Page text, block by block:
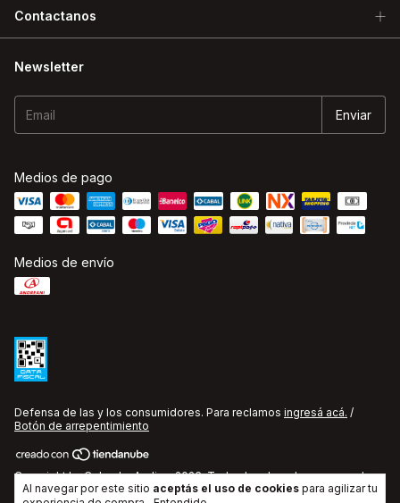
Al navegar por este sitio aceptás el uso de cookies para agilizar tu
Contactanos
Newsletter
Medios de pago
Medios de envío
Defensa de las y los consumidores. Para reclamos ingresá acá. /
Botón de arrepentimiento
Copyright La Cobacha Audio - 2026. Todos los derechos reservados.